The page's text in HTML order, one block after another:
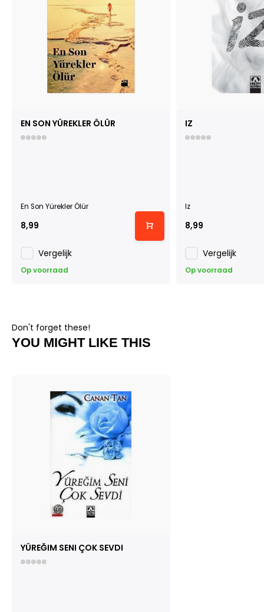
EN SON YÜREKLER ÖLÜR
En Son Yürekler Ölür
8,99
Vergelijk
Op voorraad
IZ
Iz
8,99
Vergelijk
Op voorraad
Don't forget these!
YOU MIGHT LIKE THIS
YÜREĞIM SENI ÇOK SEVDI